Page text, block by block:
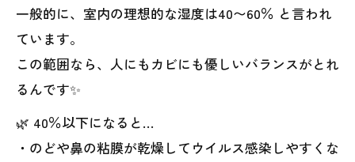
一般的に、室内の理想的な湿度は40〜60％ と言われ
ています。
この範囲なら、人にもカビにも優しいバランスがとれ
るんです✨
🌿 40％以下になると…
・のどや鼻の粘膜が乾燥してウイルス感染しやすくな